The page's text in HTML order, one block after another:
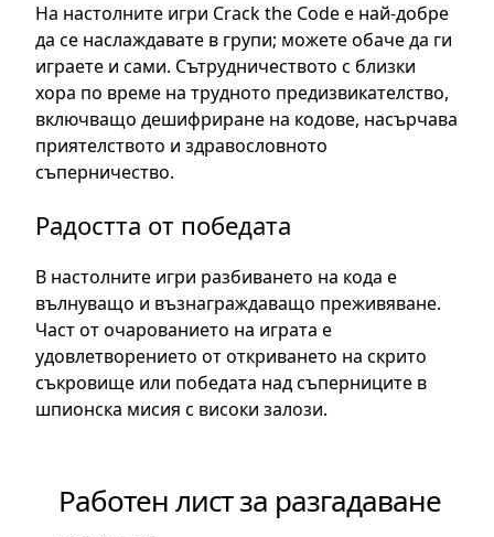
На настолните игри Crack the Code е най-добре
да се наслаждавате в групи; можете обаче да ги
играете и сами. Сътрудничеството с близки
хора по време на трудното предизвикателство,
включващо дешифриране на кодове, насърчава
приятелството и здравословното
съперничество.
Радостта от победата
В настолните игри разбиването на кода е
вълнуващо и възнаграждаващо преживяване.
Част от очарованието на играта е
удовлетворението от откриването на скрито
съкровище или победата над съперниците в
шпионска мисия с високи залози.
Работен лист за разгадаване